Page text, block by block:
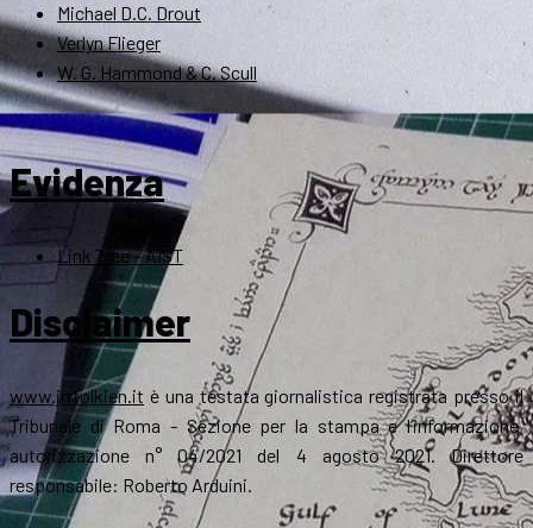
Michael D.C. Drout
Verlyn Flieger
W. G. Hammond & C. Scull
Evidenza
Link Tree – AIST
Disclaimer
www.jrrtolkien.it è una testata giornalistica registrata presso il
Tribunale di Roma - Sezione per la stampa e l’informazione,
autorizzazione n° 04/2021 del 4 agosto 2021. Direttore
responsabile: Roberto Arduini.